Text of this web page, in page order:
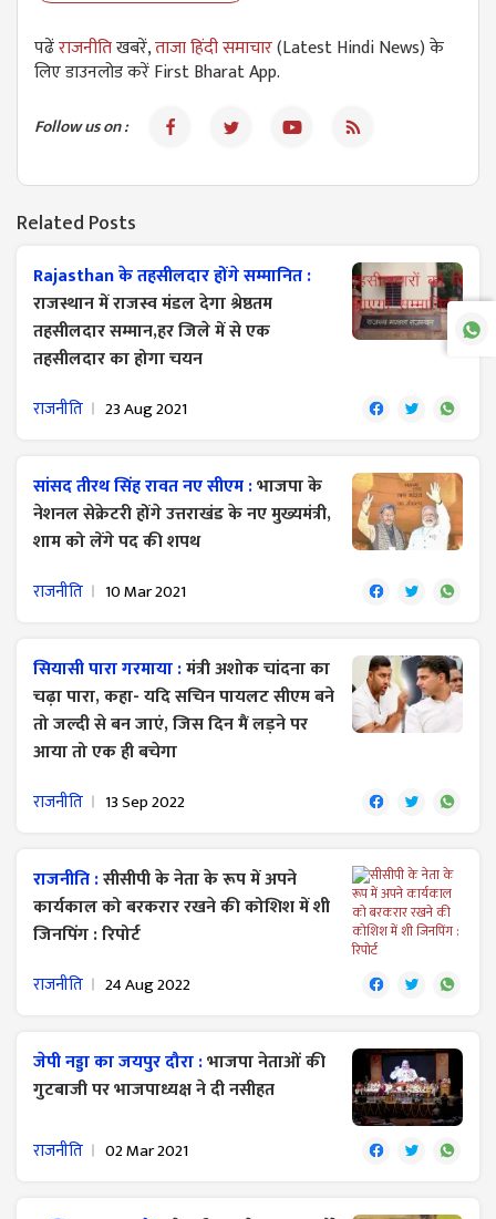
पढेंराजनीतिखबरें,ताजा हिंदी समाचार(Latest Hindi News) के
लिए डाउनलोड करें First Bharat App.
Follow us on :
Related Posts
Rajasthan के तहसीलदार होंगे सम्मानित :
राजस्थान में राजस्व मंडल देगा श्रेष्ठतम
तहसीलदार सम्मान,हर जिले में से एक
तहसीलदार का होगा चयन
राजनीति 23 Aug 2021
सांसद तीरथ सिंह रावत नए सीएम :भाजपा के
नेशनल सेक्रेटरी होंगे उत्तराखंड के नए मुख्यमंत्री,
शाम को लेंगे पद की शपथ
राजनीति 10 Mar 2021
सियासी पारा गरमाया :मंत्री अशोक चांदना का
चढ़ा पारा, कहा- यदि सचिन पायलट सीएम बने
तो जल्दी से बन जाएं, जिस दिन मैं लड़ने पर
आया तो एक ही बचेगा
राजनीति 13 Sep 2022
राजनीति :सीसीपी के नेता के रूप में अपने
कार्यकाल को बरकरार रखने की कोशिश में शी
जिनपिंग : रिपोर्ट
राजनीति 24 Aug 2022
जेपी नड्डा का जयपुर दौरा :भाजपा नेताओं की
गुटबाजी पर भाजपाध्यक्ष ने दी नसीहत
राजनीति 02 Mar 2021